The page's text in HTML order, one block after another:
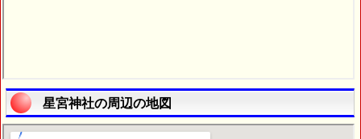
星宮神社の周辺の地図